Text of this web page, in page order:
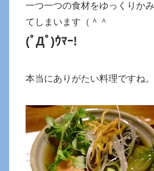
一つ一つの食材をゆっくりか
てしまいます（＾＾
(ﾟДﾟ)ｳﾏｰ!
本当にありがたい料理ですね。